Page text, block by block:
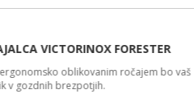
VICTORINOX FORESTER
oblikovanim ročajem bo vaš
v gozdnih brezpotjih.